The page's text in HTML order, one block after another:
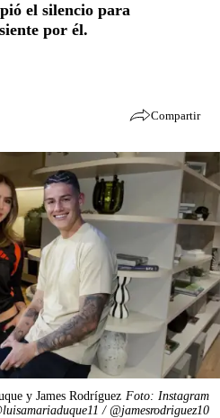
el silencio para
por él.
Compartir
y James Rodríguez Foto: Instagram
/ @jamesrodriguez10